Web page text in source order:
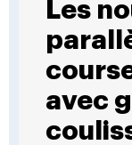
Les
avec